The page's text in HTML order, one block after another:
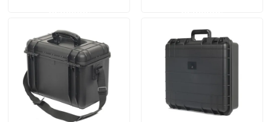
Caisse de support de vol
caisse de bâti de support
Caisse de support de 19 pouces